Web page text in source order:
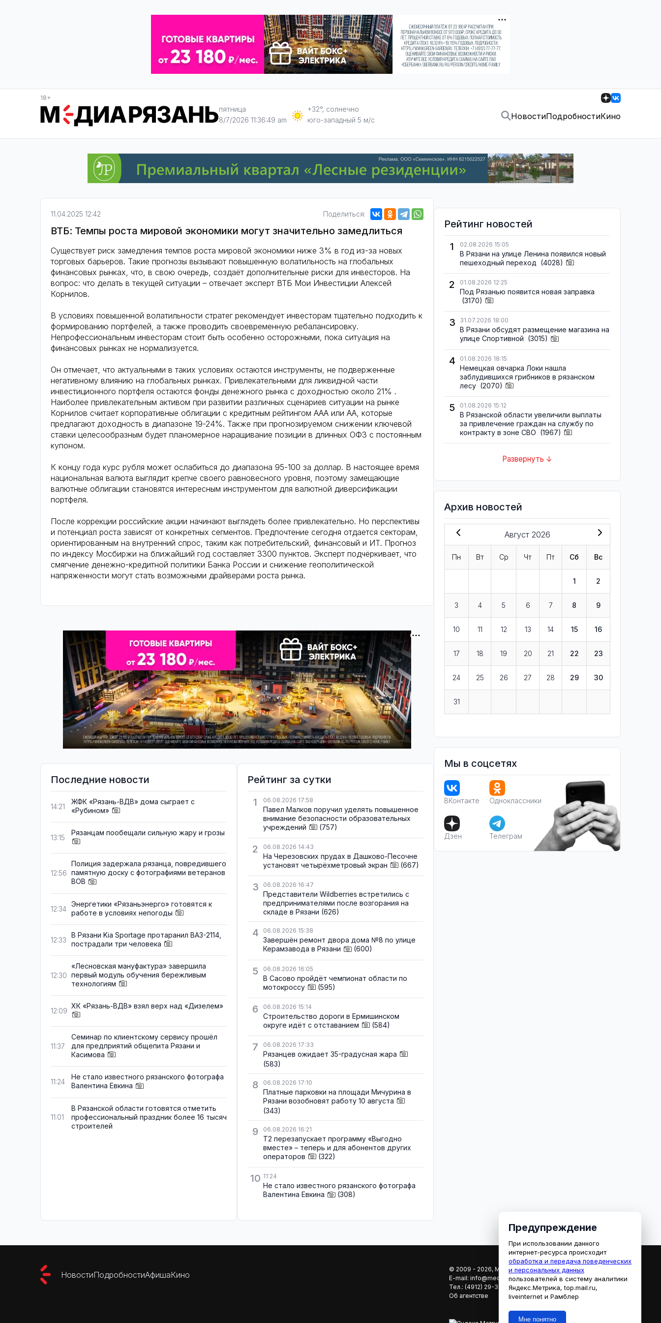
18+
пятница
8/7/2026 11:36:50 am
+32°, солнечно
юго-западный 5 м/с
НовостиПодробностиКино
11.04.2025 12:42 Поделиться:
ВТБ: Темпы роста мировой экономики могут значительно замедлиться
Существует риск замедления темпов роста мировой экономики ниже 3% в год из-за новых
торговых барьеров. Такие прогнозы вызывают повышенную волатильность на глобальных
финансовых рынках, что, в свою очередь, создаёт дополнительные риски для инвесторов. На
вопрос: что делать в текущей ситуации – отвечает эксперт ВТБ Мои Инвестиции Алексей
Корнилов.
В условиях повышенной волатильности стратег рекомендует инвесторам тщательно подходить к
формированию портфелей, а также проводить своевременную ребалансировку.
Непрофессиональным инвесторам стоит быть особенно осторожными, пока ситуация на
финансовых рынках не нормализуется.
Он отмечает, что актуальными в таких условиях остаются инструменты, не подверженные
негативному влиянию на глобальных рынках. Привлекательными для ликвидной части
инвестиционного портфеля остаются фонды денежного рынка с доходностью около 21% .
Наиболее привлекательным активом при развитии различных сценариев ситуации на рынке
Корнилов считает корпоративные облигации с кредитным рейтингом ААА или АА, которые
предлагают доходность в диапазоне 19-24%. Также при прогнозируемом снижении ключевой
ставки целесообразным будет планомерное наращивание позиции в длинных ОФЗ с постоянным
купоном.
К концу года курс рубля может ослабиться до диапазона 95-100 за доллар. В настоящее время
национальная валюта выглядит крепче своего равновесного уровня, поэтому замещающие
валютные облигации становятся интересным инструментом для валютной диверсификации
портфеля.
После коррекции российские акции начинают выглядеть более привлекательно. Но перспективы
и потенциал роста зависят от конкретных сегментов. Предпочтение сегодня отдается секторам,
ориентированным на внутренний спрос, таким как потребительский, финансовый и ИТ. Прогноз
по индексу Мосбиржи на ближайший год составляет 3300 пунктов. Эксперт подчёркивает, что
смягчение денежно-кредитной политики Банка России и снижение геополитической
напряженности могут стать возможными драйверами роста рынка.
Последние новости
14:21
ЖФК «Рязань-ВДВ» дома сыграет с
«Рубином»
13:15
Рязанцам пообещали сильную жару и грозы
12:56
Полиция задержала рязанца, повредившего
памятную доску с фотографиями ветеранов
ВОВ
12:34
Энергетики «Рязаньэнерго» готовятся к
работе в условиях непогоды
12:33
В Рязани Kia Sportage протаранил ВАЗ-2114,
пострадали три человека
12:30
«Лесновская мануфактура» завершила
первый модуль обучения бережливым
технологиям
12:09
ХК «Рязань-ВДВ» взял верх над «Дизелем»
11:37
Семинар по клиентскому сервису прошёл
для предприятий общепита Рязани и
Касимова
11:24
Не стало известного рязанского фотографа
Валентина Евкина
11:01
В Рязанской области готовятся отметить
профессиональный праздник более 16 тысяч
строителей
Рейтинг за сутки
1
06.08.2026 17:58
Павел Малков поручил уделять повышенное
внимание безопасности образовательных
учреждений
(757)
2 06.08.2026 14:43
На Черезовских прудах в Дашково-Песочне
установят четырёхметровый экран
(667)
3 06.08.2026 16:47
Представители Wildberries встретились с
предпринимателями после возгорания на
складе в Рязани (626)
4 06.08.2026 15:38
Завершён ремонт двора дома №8 по улице
Керамзавода в Рязани
(600)
5 06.08.2026 16:05
В Сасово пройдёт чемпионат области по
мотокроссу
(595)
6 06.08.2026 15:14
Строительство дороги в Ермишинском
округе идёт с отставанием
(584)
7 06.08.2026 17:33
Рязанцев ожидает 35-градусная жара
(583)
8 06.08.2026 17:10
Платные парковки на площади Мичурина в
Рязани возобновят работу 10 августа
(343)
9 06.08.2026 16:21
Т2 перезапускает программу «Выгодно
вместе» – теперь и для абонентов других
операторов
(322)
10 11:24
Не стало известного рязанского фотографа
Валентина Евкина
(308)
Рейтинг новостей
1
02.08.2026 15:05
В Рязани на улице Ленина появился новый
пешеходный переход (4028)
2 01.08.2026 12:25
Под Рязанью появится новая заправка
(3170)
3 31.07.2026 18:00
В Рязани обсудят размещение магазина на
улице Спортивной (3015)
4 01.08.2026 18:15
Немецкая овчарка Локи нашла
заблудившихся грибников в рязанском
лесу (2070)
5 01.08.2026 15:12
В Рязанской области увеличили выплаты
за привлечение граждан на службу по
контракту в зоне СВО (1967)
Развернуть ↓
Архив новостей
Август 2026
Пн Вт Ср Чт Пт Сб Вс
1 2
3 4 5 6 7 8 9
10 11 12 13 14 15 16
17 18 19 20 21 22 23
24 25 26 27 28 29 30
31
Мы в соцсетях
ВКонтакте Одноклассники
Дзен Телеграм
НовостиПодробностиАфишаКино
© 2009 - 2026, МЕДИАРЯЗАНЬ
E-mail: info@mediaryazan.ru, reklama@mediaryazan.ru
Тел.: (4912) 29-33-66
Об агентстве
Предупреждение
При использовании данного
интернет-ресурса происходит
обработка и передача поведенческих
и персональных данных
пользователей в систему аналитики
Яндекс.Метрика, top.mail.ru,
liveinternet и Рамблер
Мне понятно